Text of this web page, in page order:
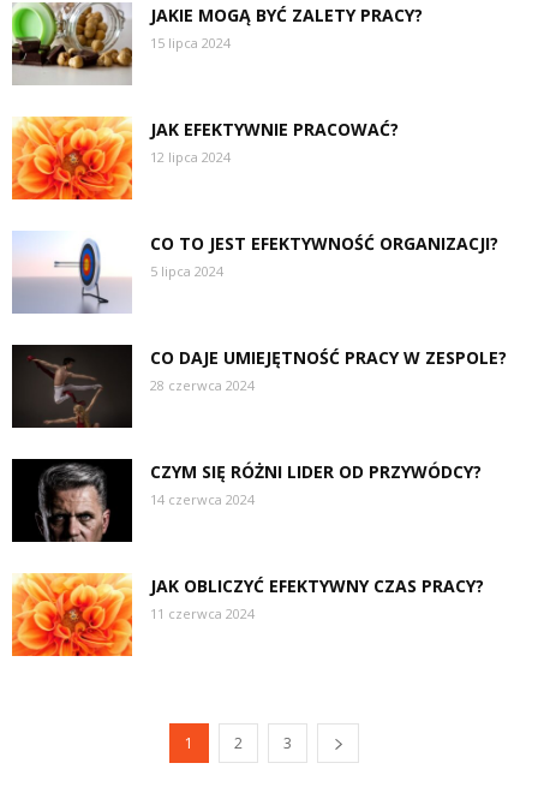
JAKIE MOGĄ BYĆ ZALETY PRACY?
15 lipca 2024
JAK EFEKTYWNIE PRACOWAĆ?
12 lipca 2024
CO TO JEST EFEKTYWNOŚĆ ORGANIZACJI?
5 lipca 2024
CO DAJE UMIEJĘTNOŚĆ PRACY W ZESPOLE?
28 czerwca 2024
CZYM SIĘ RÓŻNI LIDER OD PRZYWÓDCY?
14 czerwca 2024
JAK OBLICZYĆ EFEKTYWNY CZAS PRACY?
11 czerwca 2024
1 2 3